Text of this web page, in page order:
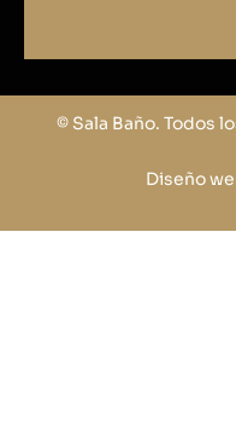
© Sala Baño. Todos
Diseño